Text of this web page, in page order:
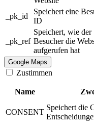
_pk_id
Speichert eine
ID
_pk_ref
Speichert, wie der
Besucher die
aufgerufen hat
Google Maps
Zustimmen
Name
CONSENT
Speichert die